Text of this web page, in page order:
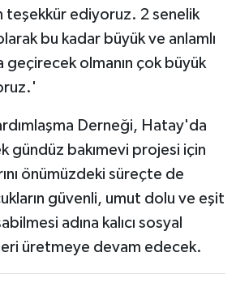
teşekkür ediyoruz. 2 senelik
bu kadar büyük ve anlamlı
geçirecek olmanın çok büyük
Derneği, Hatay'da
gündüz bakımevi projesi için
önümüzdeki süreçte de
güvenli, umut dolu ve eşit
adına kalıcı sosyal
üretmeye devam edecek.